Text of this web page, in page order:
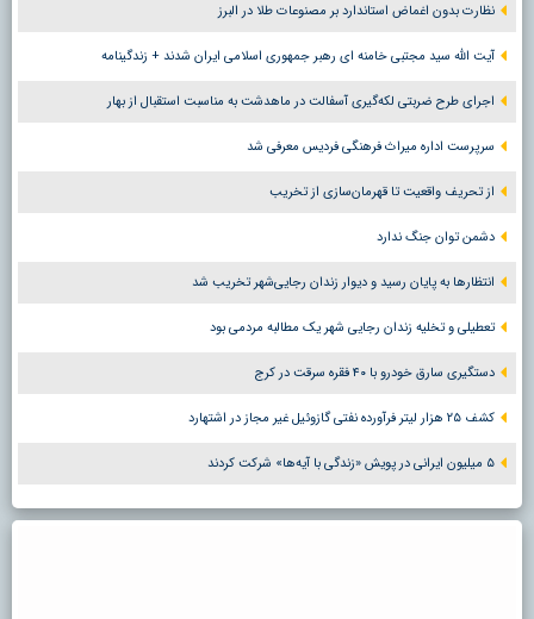
نظارت بدون اغماض استاندارد بر مصنوعات طلا در البرز
آیت الله سید مجتبی خامنه ای رهبر جمهوری اسلامی ایران شدند + زندگینامه
اجرای طرح ضربتی لکه‌گیری آسفالت در ماهدشت به مناسبت استقبال از بهار
سرپرست اداره میراث فرهنگی فردیس معرفی شد
از تحریف واقعیت تا قهرمان‌سازی از تخریب
دشمن توان جنگ ندارد
انتظارها به پایان رسید و دیوار زندان رجایی‌شهر تخریب شد
تعطیلی و تخلیه زندان رجایی شهر یک مطالبه مردمی بود
دستگیری سارق خودرو با ۴۰ فقره سرقت در کرج
کشف ۲۵ هزار لیتر فرآورده نفتی گازوئیل غیر مجاز در اشتهارد
۵ میلیون ایرانی در پویش «زندگی با آیه‌ها» شرکت کردند